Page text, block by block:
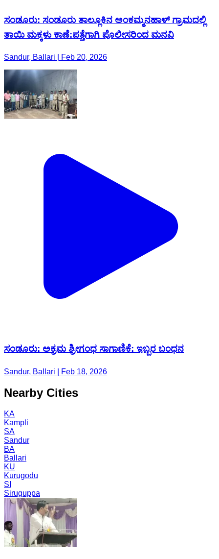
ಸಂಡೂರು: ಸಂಡೂರು ತಾಲ್ಲೂಕಿನ ಅಂಕಮ್ಮನಹಾಳ್ ಗ್ರಾಮದಲ್ಲಿ
ತಾಯಿ ಮಕ್ಕಳು ಕಾಣೆ:ಪತ್ತೆಗಾಗಿ ಪೊಲೀಸರಿಂದ ಮನವಿ
Sandur, Ballari | Feb 20, 2026
ಸಂಡೂರು: ಅಕ್ರಮ ಶ್ರೀಗಂಧ ಸಾಗಾಣಿಕೆ: ಇಬ್ಬರ ಬಂಧನ
Sandur, Ballari | Feb 18, 2026
Nearby Cities
KA
Kampli
SA
Sandur
BA
Ballari
KU
Kurugodu
SI
Siruguppa